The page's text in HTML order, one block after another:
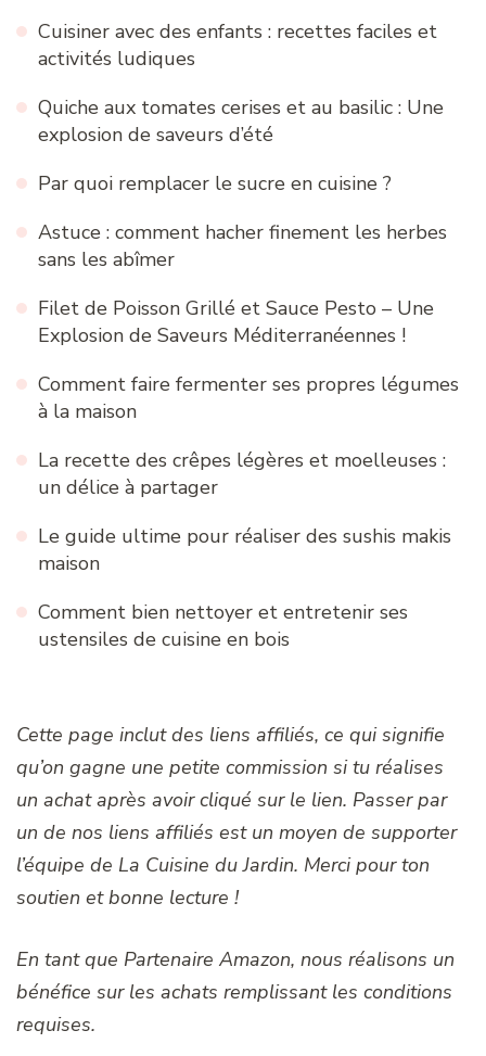
Cuisiner avec des enfants : recettes faciles et
activités ludiques
Quiche aux tomates cerises et au basilic : Une
explosion de saveurs d’été
Par quoi remplacer le sucre en cuisine ?
Astuce : comment hacher finement les herbes
sans les abîmer
Filet de Poisson Grillé et Sauce Pesto – Une
Explosion de Saveurs Méditerranéennes !
Comment faire fermenter ses propres légumes
à la maison
La recette des crêpes légères et moelleuses :
un délice à partager
Le guide ultime pour réaliser des sushis makis
maison
Comment bien nettoyer et entretenir ses
ustensiles de cuisine en bois
Cette page inclut des liens affiliés, ce qui signifie
qu’on gagne une petite commission si tu réalises
un achat après avoir cliqué sur le lien. Passer par
un de nos liens affiliés est un moyen de supporter
l’équipe de La Cuisine du Jardin. Merci pour ton
soutien et bonne lecture !
En tant que Partenaire Amazon, nous réalisons un
bénéfice sur les achats remplissant les conditions
requises.